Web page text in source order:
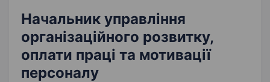
Начальник управління
організаційного розвитку,
оплати праці та мотивації
персоналу